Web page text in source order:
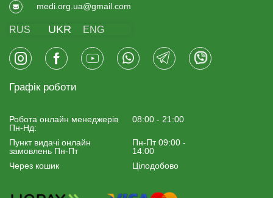
medi.org.ua@gmail.com
RUS UKR ENG
Графік роботи
Робота онлайн менеджерiв
Пн-Нд:
08:00 - 21:00
Пункт видачі онлайн
замовлень Пн-Пт
Пн-Пт 09:00 -
14:00
Через кошик
Цілодобово